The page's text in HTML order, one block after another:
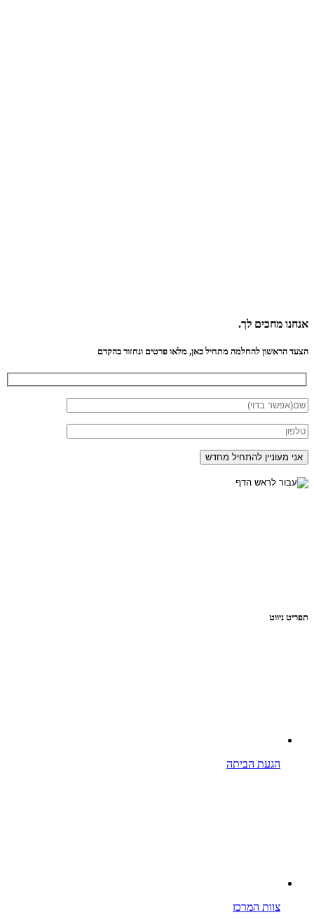
אנחנו מחכים לך.
הצעד הראשון להחלמה מתחיל כאן, מלאו פרטים ונחזור בהקדם
תפריט ניווט
הגעת הביתה
צוות המרכז